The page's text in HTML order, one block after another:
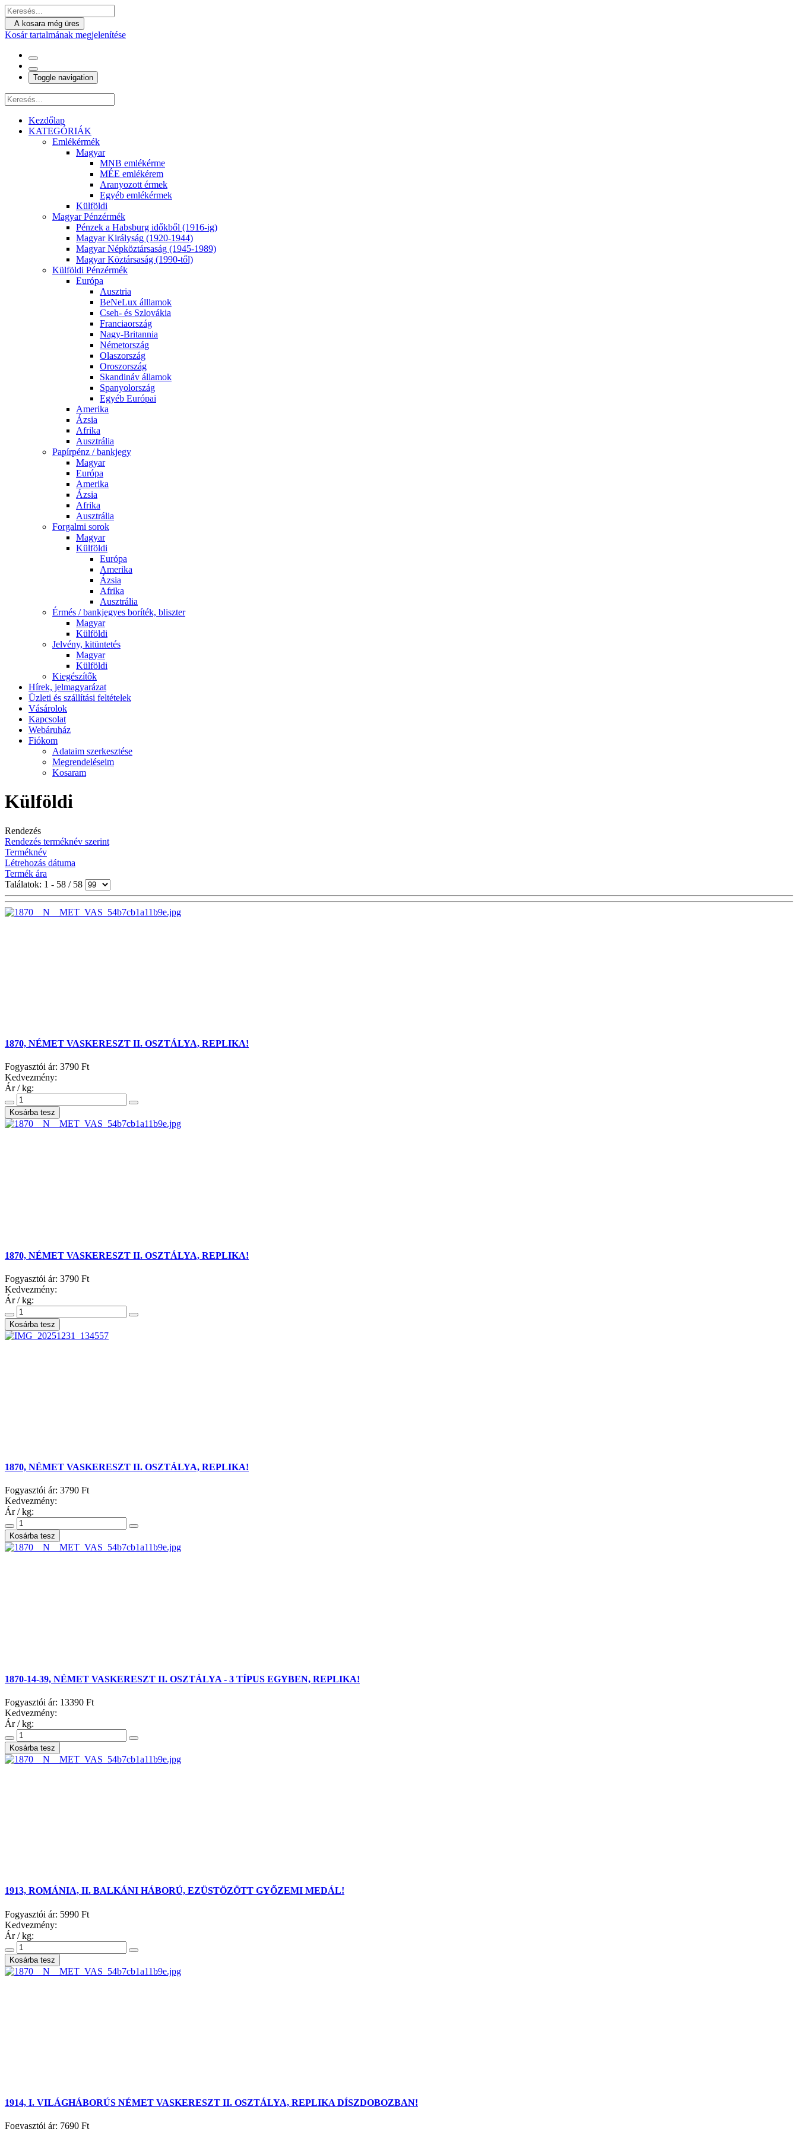
A kosara még üres
Kosár tartalmának megjelenítése
Toggle navigation
Kezdőlap
KATEGÓRIÁK
Emlékérmék
Magyar
MNB emlékérme
MÉE emlékérem
Aranyozott érmek
Egyéb emlékérmek
Külföldi
Magyar Pénzérmék
Pénzek a Habsburg időkből (1916-ig)
Magyar Királyság (1920-1944)
Magyar Népköztársaság (1945-1989)
Magyar Köztársaság (1990-től)
Külföldi Pénzérmék
Európa
Ausztria
BeNeLux álllamok
Cseh- és Szlovákia
Franciaország
Nagy-Britannia
Németország
Olaszország
Oroszország
Skandináv államok
Spanyolország
Egyéb Európai
Amerika
Ázsia
Afrika
Ausztrália
Papírpénz / bankjegy
Magyar
Európa
Amerika
Ázsia
Afrika
Ausztrália
Forgalmi sorok
Magyar
Külföldi
Európa
Amerika
Ázsia
Afrika
Ausztrália
Érmés / bankjegyes boríték, bliszter
Magyar
Külföldi
Jelvény, kitüntetés
Magyar
Külföldi
Kiegészítők
Hírek, jelmagyarázat
Üzleti és szállítási feltételek
Vásárolok
Kapcsolat
Webáruház
Fiókom
Adataim szerkesztése
Megrendeléseim
Kosaram
Külföldi
Rendezés
Rendezés terméknév szerint
Terméknév
Létrehozás dátuma
Termék ára
Találatok: 1 - 58 / 58
1870, NÉMET VASKERESZT II. OSZTÁLYA, REPLIKA!
Fogyasztói ár: 3790 Ft
Kedvezmény:
Ár / kg:
1870, NÉMET VASKERESZT II. OSZTÁLYA, REPLIKA!
Fogyasztói ár: 3790 Ft
Kedvezmény:
Ár / kg:
1870, NÉMET VASKERESZT II. OSZTÁLYA, REPLIKA!
Fogyasztói ár: 3790 Ft
Kedvezmény:
Ár / kg:
1870-14-39, NÉMET VASKERESZT II. OSZTÁLYA - 3 TÍPUS EGYBEN, REPLIKA!
Fogyasztói ár: 13390 Ft
Kedvezmény:
Ár / kg:
1913, ROMÁNIA, II. BALKÁNI HÁBORÚ, EZÜSTÖZÖTT GYŐZEMI MEDÁL!
Fogyasztói ár: 5990 Ft
Kedvezmény:
Ár / kg:
1914, I. VILÁGHÁBORÚS NÉMET VASKERESZT II. OSZTÁLYA, REPLIKA DÍSZDOBOZBAN!
Fogyasztói ár: 7690 Ft